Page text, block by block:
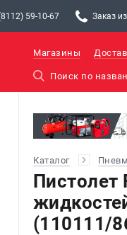
59-10-67 Заказ
Магазины
Каталог
Пистолет
(110111/